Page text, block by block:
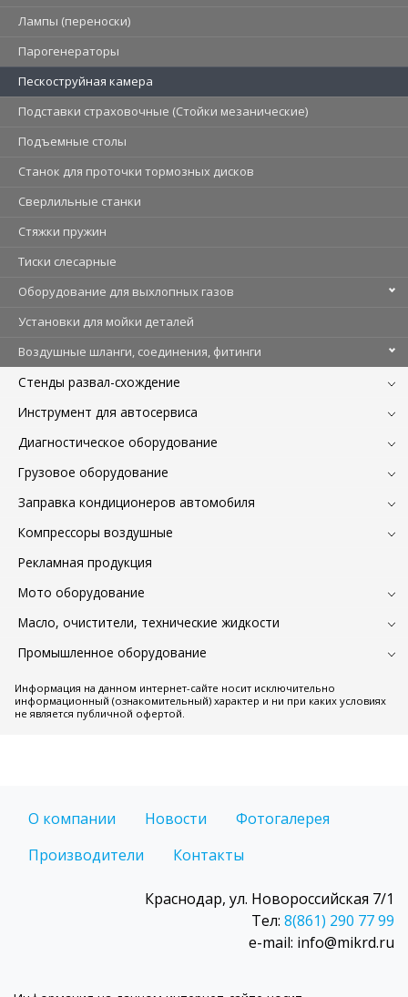
Лампы (переноски)
Парогенераторы
Пескоструйная камера
Подставки страховочные (Стойки мезанические)
Подъемные столы
Станок для проточки тормозных дисков
Сверлильные станки
Стяжки пружин
Тиски слесарные
Оборудование для выхлопных газов
Установки для мойки деталей
Воздушные шланги, соединения, фитинги
Стенды развал-схождение
Инструмент для автосервиса
Диагностическое оборудование
Грузовое оборудование
Заправка кондиционеров автомобиля
Компрессоры воздушные
Рекламная продукция
Мото оборудование
Масло, очистители, технические жидкости
Промышленное оборудование
Информация на данном интернет-сайте носит исключительно
информационный (ознакомительный) характер и ни при каких условиях
не является публичной офертой.
О компании Новости
Фотогалерея
Производители
Контакты
Краснодар, ул. Новороссийская 7/1
Тел: 8(861) 290 77 99
e-mail: info@mikrd.ru